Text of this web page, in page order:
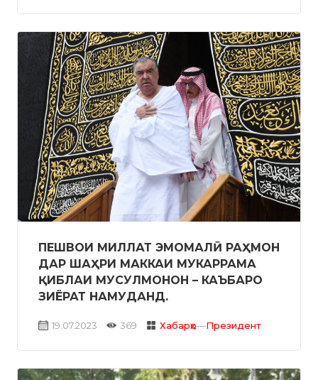
19.07.2023 369 Хабарҳо—Президент
ПЕШВОИ МИЛЛАТ ЭМОМАЛӢ РАҲМОН
ДАР ШАҲРИ МАККАИ МУКАРРАМА
ҚИБЛАИ МУСУЛМОНОН – КАЪБАРО
ЗИЁРАТ НАМУДАНД.